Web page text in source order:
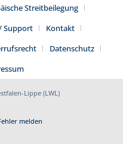
Streitbeilegung
Support
Kontakt
Datenschutz
Lippe (LWL)
melden